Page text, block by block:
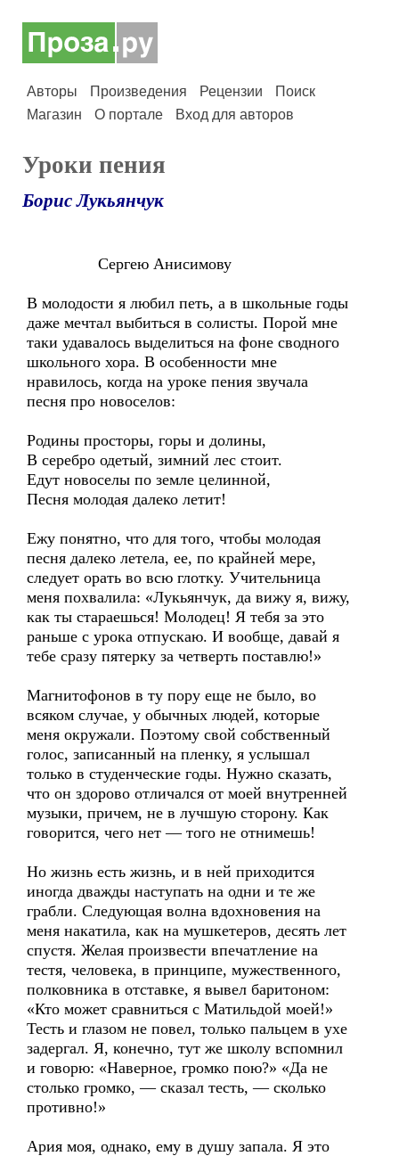
Авторы Произведения Рецензии
Поиск
Магазин
О портале Вход для авторов
Уроки пения
Борис Лукьянчук
Сергею Анисимову
В молодости я любил петь, а в школьные годы
даже мечтал выбиться в солисты. Порой мне
таки удавалось выделиться на фоне сводного
школьного хора. В особенности мне
нравилось, когда на уроке пения звучала
песня про новоселов:
Родины просторы, горы и долины,
В серебро одетый, зимний лес стоит.
Едут новоселы по земле целинной,
Песня молодая далеко летит!
Ежу понятно, что для того, чтобы молодая
песня далеко летела, ее, по крайней мере,
следует орать во всю глотку. Учительница
меня похвалила: «Лукьянчук, да вижу я, вижу,
как ты стараешься! Молодец! Я тебя за это
раньше с урока отпускаю. И вообще, давай я
тебе сразу пятерку за четверть поставлю!»
Магнитофонов в ту пору еще не было, во
всяком случае, у обычных людей, которые
меня окружали. Поэтому свой собственный
голос, записанный на пленку, я услышал
только в студенческие годы. Нужно сказать,
что он здорово отличался от моей внутренней
музыки, причем, не в лучшую сторону. Как
говорится, чего нет — того не отнимешь!
Но жизнь есть жизнь, и в ней приходится
иногда дважды наступать на одни и те же
грабли. Следующая волна вдохновения на
меня накатила, как на мушкетеров, десять лет
спустя. Желая произвести впечатление на
тестя, человека, в принципе, мужественного,
полковника в отставке, я вывел баритоном:
«Кто может сравниться с Матильдой моей!»
Тесть и глазом не повел, только пальцем в ухе
задергал. Я, конечно, тут же школу вспомнил
и говорю: «Наверное, громко пою?» «Да не
столько громко, — сказал тесть, — сколько
противно!»
Ария моя, однако, ему в душу запала. Я это